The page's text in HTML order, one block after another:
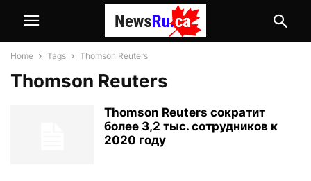
Home Tags Thomson Reuters
Thomson Reuters
Thomson Reuters сократит
более 3,2 тыс. сотрудников к
2020 году